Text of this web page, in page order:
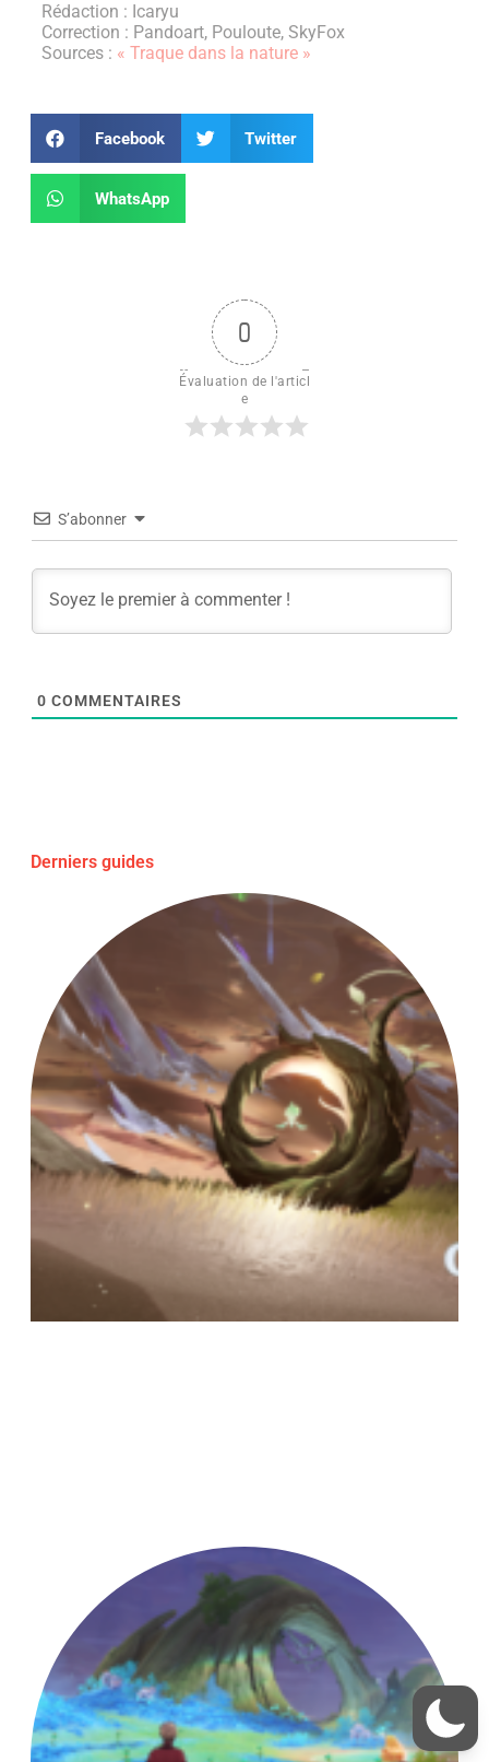
Rédaction : Icaryu
Correction : Pandoart, Pouloute, SkyFox
Sources : « Traque dans la nature »
Facebook Twitter
WhatsApp
0
Évaluation de l'articl
e
S’abonner
0 COMMENTAIRES
Derniers guides